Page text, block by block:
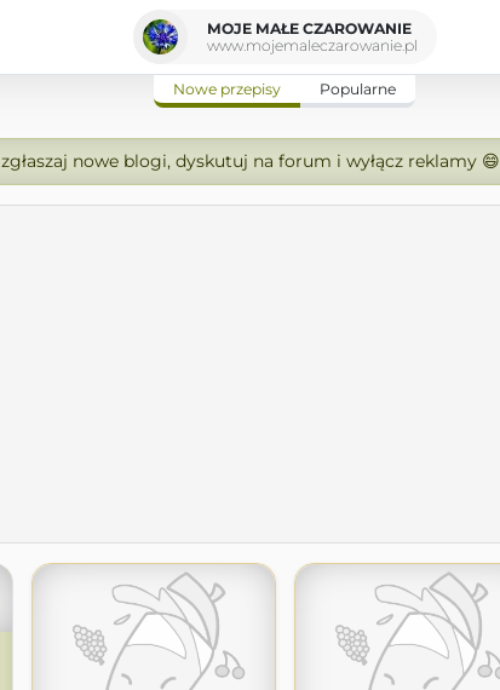
MOJE MAŁE CZAROWANIE
www.mojemaleczarowanie.pl
Nowe przepisy Popularne
nowe blogi, dyskutuj na forum i wyłącz reklamy 😄